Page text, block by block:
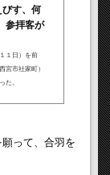
す、何
参拝客が
１日）を前
宮市社家町）
た。
って、合羽を